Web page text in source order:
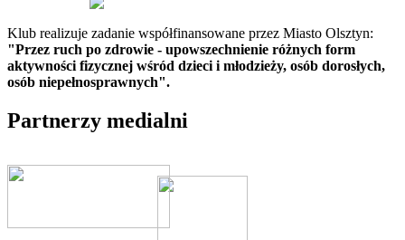
Klub realizuje zadanie współfinansowane przez Miasto Olsztyn:
"Przez ruch po zdrowie - upowszechnienie różnych form
aktywności fizycznej wśród dzieci i młodzieży, osób dorosłych,
osób niepełnosprawnych".
Partnerzy medialni